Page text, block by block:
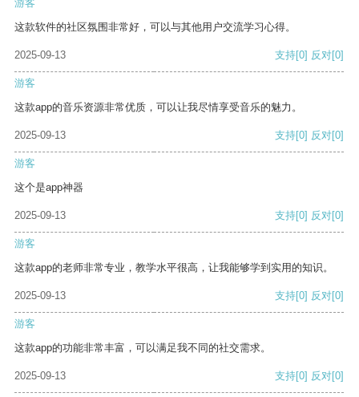
游客
这款软件的社区氛围非常好，可以与其他用户交流学习心得。
2025-09-13 支持[0] 反对[0]
游客
这款app的音乐资源非常优质，可以让我尽情享受音乐的魅力。
2025-09-13 支持[0] 反对[0]
游客
这个是app神器
2025-09-13 支持[0] 反对[0]
游客
这款app的老师非常专业，教学水平很高，让我能够学到实用的知识。
2025-09-13 支持[0] 反对[0]
游客
这款app的功能非常丰富，可以满足我不同的社交需求。
2025-09-13 支持[0] 反对[0]